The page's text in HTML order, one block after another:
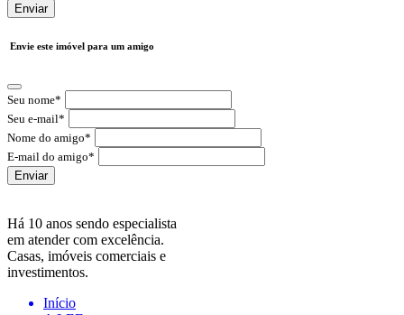
Enviar
Envie este imóvel para um amigo
Seu nome*
Seu e-mail*
Nome do amigo*
E-mail do amigo*
Enviar
Há 10 anos sendo especialista
em atender com excelência.
Casas, imóveis comerciais e
investimentos.
Início